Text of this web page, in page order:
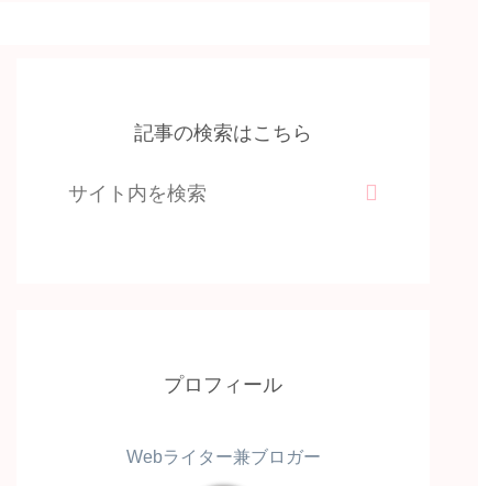
記事の検索はこちら
プロフィール
Webライター兼ブロガー